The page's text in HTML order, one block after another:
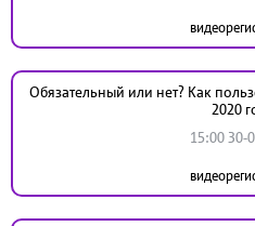
Обязательный или нет? Как
2020
15:00 30-